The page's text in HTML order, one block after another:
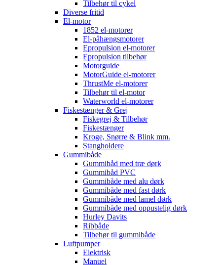
Tilbehør til cykel
Diverse fritid
El-motor
1852 el-motorer
El-påhængsmotorer
Epropulsion el-motorer
Epropulsion tilbehør
Motorguide
MotorGuide el-motorer
ThrustMe el-motorer
Tilbehør til el-motor
Waterworld el-motorer
Fiskestænger & Grej
Fiskegrej & Tilbehør
Fiskestænger
Kroge, Snørre & Blink mm.
Stangholdere
Gummibåde
Gummibåd med træ dørk
Gummibåd PVC
Gummibåde med alu dørk
Gummibåde med fast dørk
Gummibåde med lamel dørk
Gummibåde med oppustelig dørk
Hurley Davits
Ribbåde
Tilbehør til gummibåde
Luftpumper
Elektrisk
Manuel